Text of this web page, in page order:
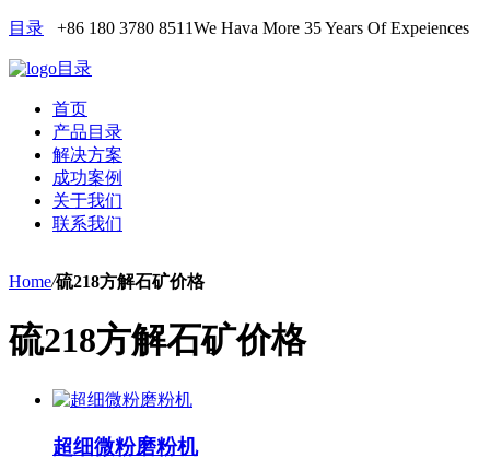
目录 +86 180 3780 8511We Hava More 35 Years Of Expeiences
目录
首页
产品目录
解决方案
成功案例
关于我们
联系我们
Home/硫218方解石矿价格
硫218方解石矿价格
超细微粉磨粉机